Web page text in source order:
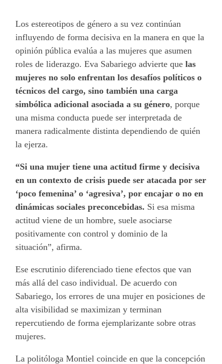
Los estereotipos de género a su vez continúan
influyendo de forma decisiva en la manera en que la
opinión pública evalúa a las mujeres que asumen
roles de liderazgo. Eva Sabariego advierte quelas
mujeres no solo enfrentan los desafíos políticos o
técnicos del cargo, sino también una carga
simbólica adicional asociada a su género, porque
una misma conducta puede ser interpretada de
manera radicalmente distinta dependiendo de quién
la ejerza.
“Si una mujer tiene una actitud firme y decisiva
en un contexto de crisis puede ser atacada por ser
‘poco femenina’ o ‘agresiva’, por encajar o no en
dinámicas sociales preconcebidas. Si esa misma
actitud viene de un hombre, suele asociarse
positivamente con control y dominio de la
situación”, afirma.
Ese escrutinio diferenciado tiene efectos que van
más allá del caso individual. De acuerdo con
Sabariego, los errores de una mujer en posiciones de
alta visibilidad se maximizan y terminan
repercutiendo de forma ejemplarizante sobre otras
mujeres.
La politóloga Montiel coincide en que la concepción